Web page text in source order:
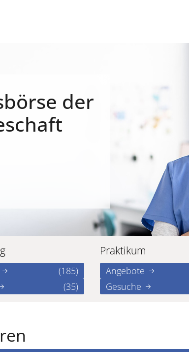
der
(185)
(35)
Praktikum
Angebote
Gesuche